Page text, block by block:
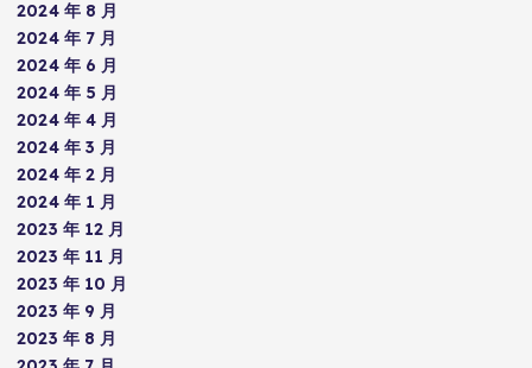
2024 年 8 月
2024 年 7 月
2024 年 6 月
2024 年 5 月
2024 年 4 月
2024 年 3 月
2024 年 2 月
2024 年 1 月
2023 年 12 月
2023 年 11 月
2023 年 10 月
2023 年 9 月
2023 年 8 月